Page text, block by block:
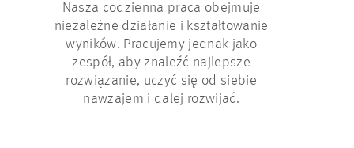
Nasza codzienna praca obejmuje
niezależne działanie i kształtowanie
wyników. Pracujemy jednak jako
zespół, aby znaleźć najlepsze
rozwiązanie, uczyć się od siebie
nawzajem i dalej rozwijać.